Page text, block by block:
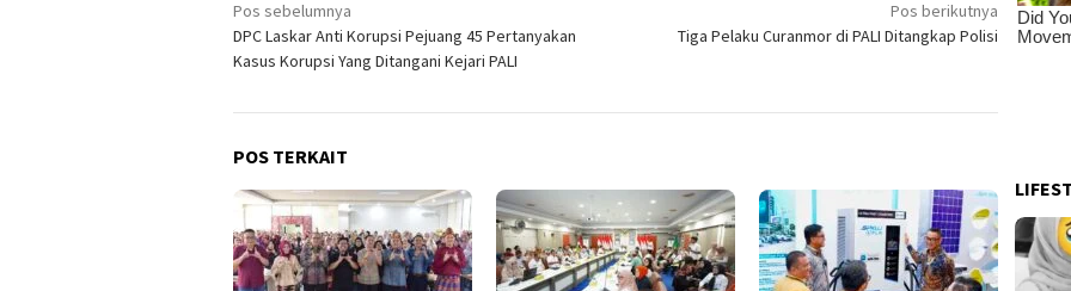
Navigasi
pos
Pos sebelumnya
DPC Laskar Anti Korupsi Pejuang 45 Pertanyakan
Kasus Korupsi Yang Ditangani Kejari PALI
Pos berikutnya
Tiga Pelaku Curanmor di PALI Ditangkap Polisi
POS TERKAIT